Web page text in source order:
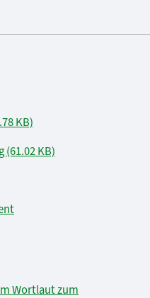
KB)
KB)
Wortlaut zum